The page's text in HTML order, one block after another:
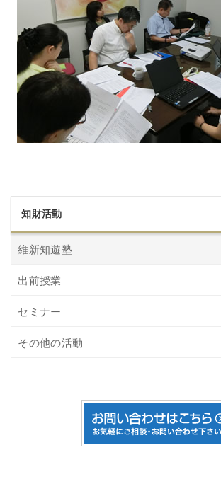
知財活動
維新知遊塾
出前授業
セミナー
その他の活動